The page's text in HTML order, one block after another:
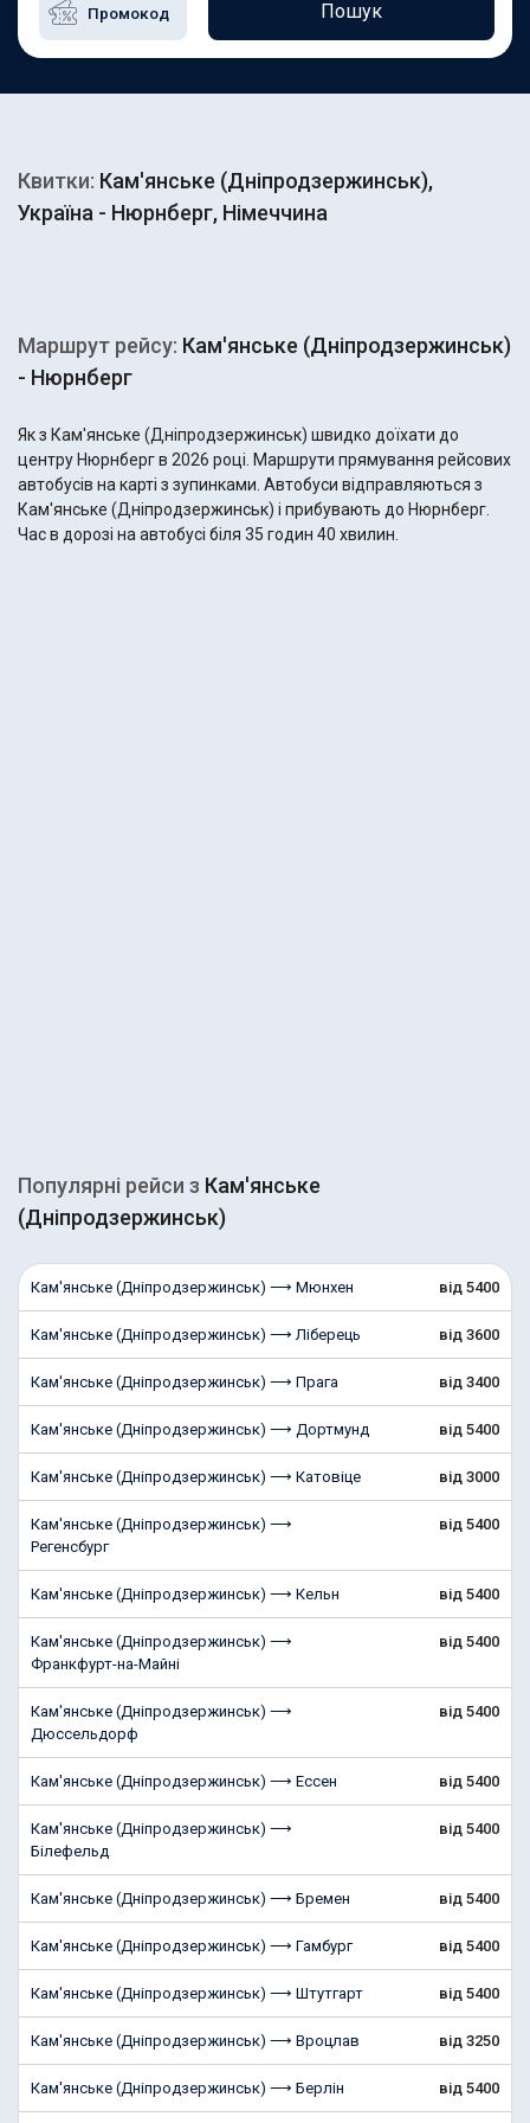
Пошук
Квитки: Кам'янське (Дніпродзержинськ),
Україна - Нюрнберг, Німеччина
Маршрут рейсу: Кам'янське (Дніпродзержинськ)
- Нюрнберг
Як з Кам'янське (Дніпродзержинськ) швидко доїхати до
центру Нюрнберг в 2026 році. Маршрути прямування рейсових
автобусів на карті з зупинками. Автобуси відправляються з
Кам'янське (Дніпродзержинськ) і прибувають до Нюрнберг.
Час в дорозі на автобусі біля 35 годин 40 хвилин.
Популярні рейcи з Кам'янське
(Дніпродзержинськ)
Кам'янське (Дніпродзержинськ) ⟶ Мюнхен від 5400
Кам'янське (Дніпродзержинськ) ⟶ Ліберець від 3600
Кам'янське (Дніпродзержинськ) ⟶ Прага від 3400
Кам'янське (Дніпродзержинськ) ⟶ Дортмунд від 5400
Кам'янське (Дніпродзержинськ) ⟶ Катовіце від 3000
Кам'янське (Дніпродзержинськ) ⟶
Регенсбург
від 5400
Кам'янське (Дніпродзержинськ) ⟶ Кельн від 5400
Кам'янське (Дніпродзержинськ) ⟶
Франкфурт-на-Майні
від 5400
Кам'янське (Дніпродзержинськ) ⟶
Дюссельдорф
від 5400
Кам'янське (Дніпродзержинськ) ⟶ Ессен від 5400
Кам'янське (Дніпродзержинськ) ⟶
Білефельд
від 5400
Кам'янське (Дніпродзержинськ) ⟶ Бремен від 5400
Кам'янське (Дніпродзержинськ) ⟶ Гамбург від 5400
Кам'янське (Дніпродзержинськ) ⟶ Штутгарт від 5400
Кам'янське (Дніпродзержинськ) ⟶ Вроцлав від 3250
Кам'янське (Дніпродзержинськ) ⟶ Берлін від 5400